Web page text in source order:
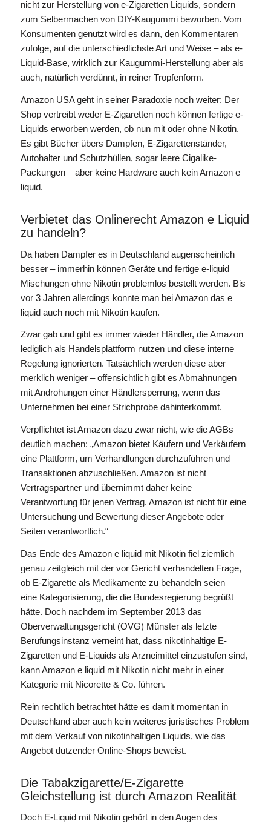
nicht zur Herstellung von e-Zigaretten Liquids, sondern
zum Selbermachen von DIY-Kaugummi beworben. Vom
Konsumenten genutzt wird es dann, den Kommentaren
zufolge, auf die unterschiedlichste Art und Weise – als e-
Liquid-Base, wirklich zur Kaugummi-Herstellung aber als
auch, natürlich verdünnt, in reiner Tropfenform.
Amazon USA geht in seiner Paradoxie noch weiter: Der
Shop vertreibt weder E-Zigaretten noch können fertige e-
Liquids erworben werden, ob nun mit oder ohne Nikotin.
Es gibt Bücher übers Dampfen, E-Zigarettenständer,
Autohalter und Schutzhüllen, sogar leere Cigalike-
Packungen – aber keine Hardware auch kein Amazon e
liquid.
Verbietet das Onlinerecht Amazon e Liquid
zu handeln?
Da haben Dampfer es in Deutschland augenscheinlich
besser – immerhin können Geräte und fertige e-liquid
Mischungen ohne Nikotin problemlos bestellt werden. Bis
vor 3 Jahren allerdings konnte man bei Amazon das e
liquid auch noch mit Nikotin kaufen.
Zwar gab und gibt es immer wieder Händler, die Amazon
lediglich als Handelsplattform nutzen und diese interne
Regelung ignorierten. Tatsächlich werden diese aber
merklich weniger – offensichtlich gibt es Abmahnungen
mit Androhungen einer Händlersperrung, wenn das
Unternehmen bei einer Strichprobe dahinterkommt.
Verpflichtet ist Amazon dazu zwar nicht, wie die AGBs
deutlich machen: „Amazon bietet Käufern und Verkäufern
eine Plattform, um Verhandlungen durchzuführen und
Transaktionen abzuschließen. Amazon ist nicht
Vertragspartner und übernimmt daher keine
Verantwortung für jenen Vertrag. Amazon ist nicht für eine
Untersuchung und Bewertung dieser Angebote oder
Seiten verantwortlich.“
Das Ende des Amazon e liquid mit Nikotin fiel ziemlich
genau zeitgleich mit der vor Gericht verhandelten Frage,
ob E-Zigarette als Medikamente zu behandeln seien –
eine Kategorisierung, die die Bundesregierung begrüßt
hätte. Doch nachdem im September 2013 das
Oberverwaltungsgericht (OVG) Münster als letzte
Berufungsinstanz verneint hat, dass nikotinhaltige E-
Zigaretten und E-Liquids als Arzneimittel einzustufen sind,
kann Amazon e liquid mit Nikotin nicht mehr in einer
Kategorie mit Nicorette & Co. führen.
Rein rechtlich betrachtet hätte es damit momentan in
Deutschland aber auch kein weiteres juristisches Problem
mit dem Verkauf von nikotinhaltigen Liquids, wie das
Angebot dutzender Online-Shops beweist.
Die Tabakzigarette/E-Zigarette
Gleichstellung ist durch Amazon Realität
Doch E-Liquid mit Nikotin gehört in den Augen des